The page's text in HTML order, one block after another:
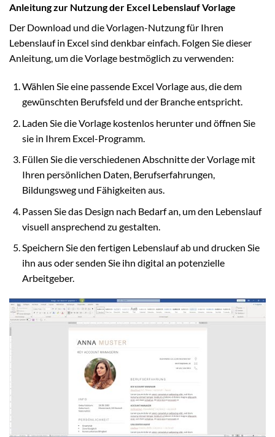
Anleitung zur Nutzung der Excel Lebenslauf Vorlage
Der Download und die Vorlagen-Nutzung für Ihren
Lebenslauf in Excel sind denkbar einfach. Folgen Sie dieser
Anleitung, um die Vorlage bestmöglich zu verwenden:
Wählen Sie eine passende Excel Vorlage aus, die dem
gewünschten Berufsfeld und der Branche entspricht.
Laden Sie die Vorlage kostenlos herunter und öffnen Sie
sie in Ihrem Excel-Programm.
Füllen Sie die verschiedenen Abschnitte der Vorlage mit
Ihren persönlichen Daten, Berufserfahrungen,
Bildungsweg und Fähigkeiten aus.
Passen Sie das Design nach Bedarf an, um den Lebenslauf
visuell ansprechend zu gestalten.
Speichern Sie den fertigen Lebenslauf ab und drucken Sie
ihn aus oder senden Sie ihn digital an potenzielle
Arbeitgeber.